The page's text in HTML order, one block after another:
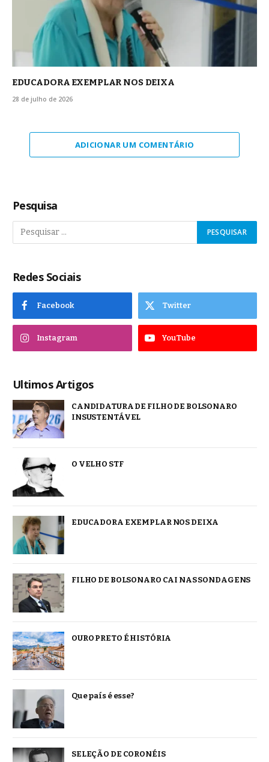
EDUCADORA EXEMPLAR NOS DEIXA
28 de julho de 2026
ADICIONAR UM COMENTÁRIO
Pesquisa
Redes Sociais
Facebook Twitter
Instagram YouTube
Ultimos Artigos
CANDIDATURA DE FILHO DE BOLSONARO
INSUSTENTÁVEL
O VELHO STF
EDUCADORA EXEMPLAR NOS DEIXA
FILHO DE BOLSONARO CAI NAS SONDAGENS
OURO PRETO É HISTÓRIA
Que país é esse?
SELEÇÃO DE CORONÉIS